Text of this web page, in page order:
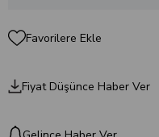
Favorilere Ekle
Fiyat Düşünce Haber Ver